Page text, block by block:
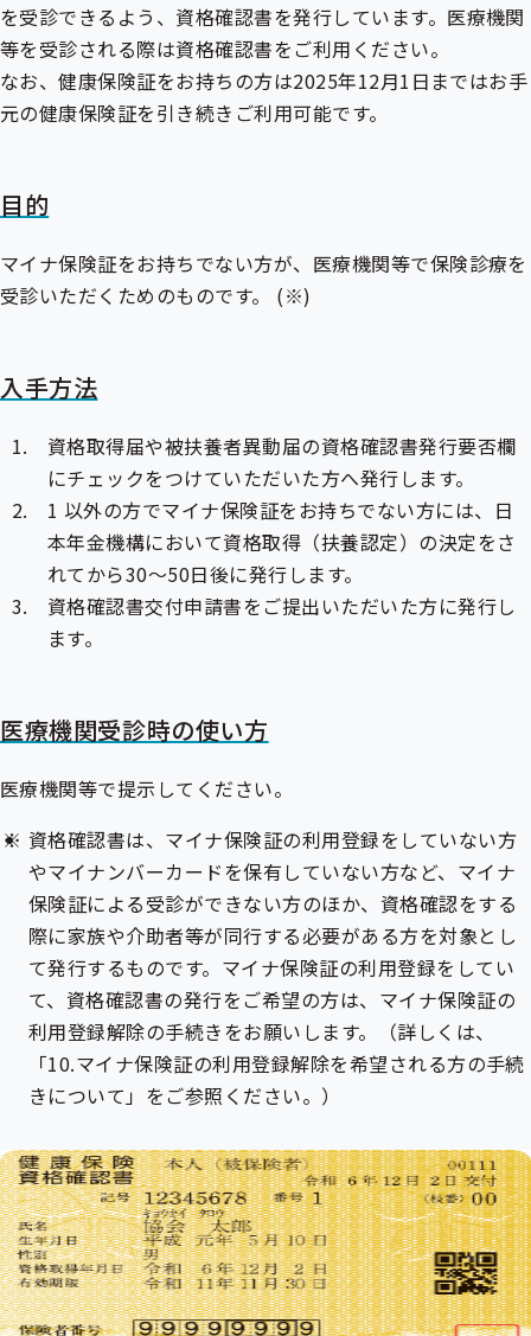
を受診できるよう、資格確認書を発行しています。医療機関
等を受診される際は資格確認書をご利用ください。
なお、健康保険証をお持ちの方は2025年12月1日まではお手
元の健康保険証を引き続きご利用可能です。
目的
マイナ保険証をお持ちでない方が、医療機関等で保険診療を
受診いただくためのものです。 (※)
入手方法
資格取得届や被扶養者異動届の資格確認書発行要否欄
にチェックをつけていただいた方へ発行します。
1 以外の方でマイナ保険証をお持ちでない方には、日
本年金機構において資格取得（扶養認定）の決定をさ
れてから30～50日後に発行します。
資格確認書交付申請書をご提出いただいた方に発行し
ます。
医療機関受診時の使い方
医療機関等で提示してください。
資格確認書は、マイナ保険証の利用登録をしていない方
やマイナンバーカードを保有していない方など、マイナ
保険証による受診ができない方のほか、資格確認をする
際に家族や介助者等が同行する必要がある方を対象とし
て発行するものです。マイナ保険証の利用登録をしてい
て、資格確認書の発行をご希望の方は、マイナ保険証の
利用登録解除の手続きをお願いします。（詳しくは、
「10.マイナ保険証の利用登録解除を希望される方の手続
きについて」をご参照ください。）